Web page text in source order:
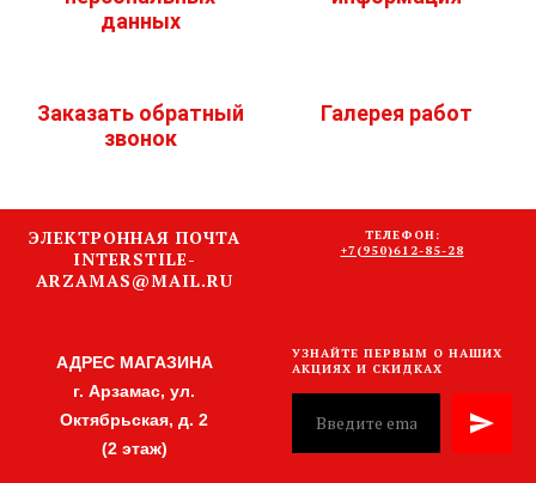
данных
Заказать обратный
звонок
Галерея работ
ЭЛЕКТРОННАЯ ПОЧТА
INTERSTILE-
ARZAMAS@MAIL.RU
ТЕЛЕФОН:
+7(950)612-85-28
АДРЕС МАГАЗИНА
г. Арзамас, ул.
Октябрьская, д. 2
(2 этаж)
УЗНАЙТЕ ПЕРВЫМ О НАШИХ
АКЦИЯХ И СКИДКАХ